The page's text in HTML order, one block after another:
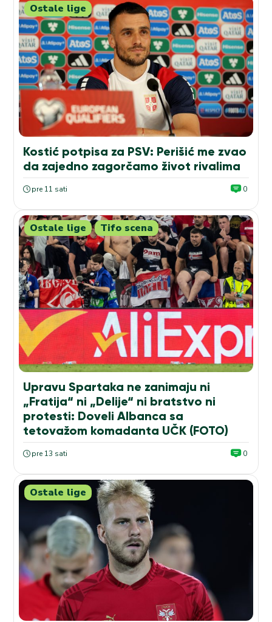
Ostale lige
Kostić potpisa za PSV: Perišić me zvao
da zajedno zagorčamo život rivalima
pre 11 sati 0
Ostale lige Tifo scena
Upravu Spartaka ne zanimaju ni
„Fratija“ ni „Delije“ ni bratstvo ni
protesti: Doveli Albanca sa
tetovažom komadanta UČK (FOTO)
pre 13 sati 0
Ostale lige